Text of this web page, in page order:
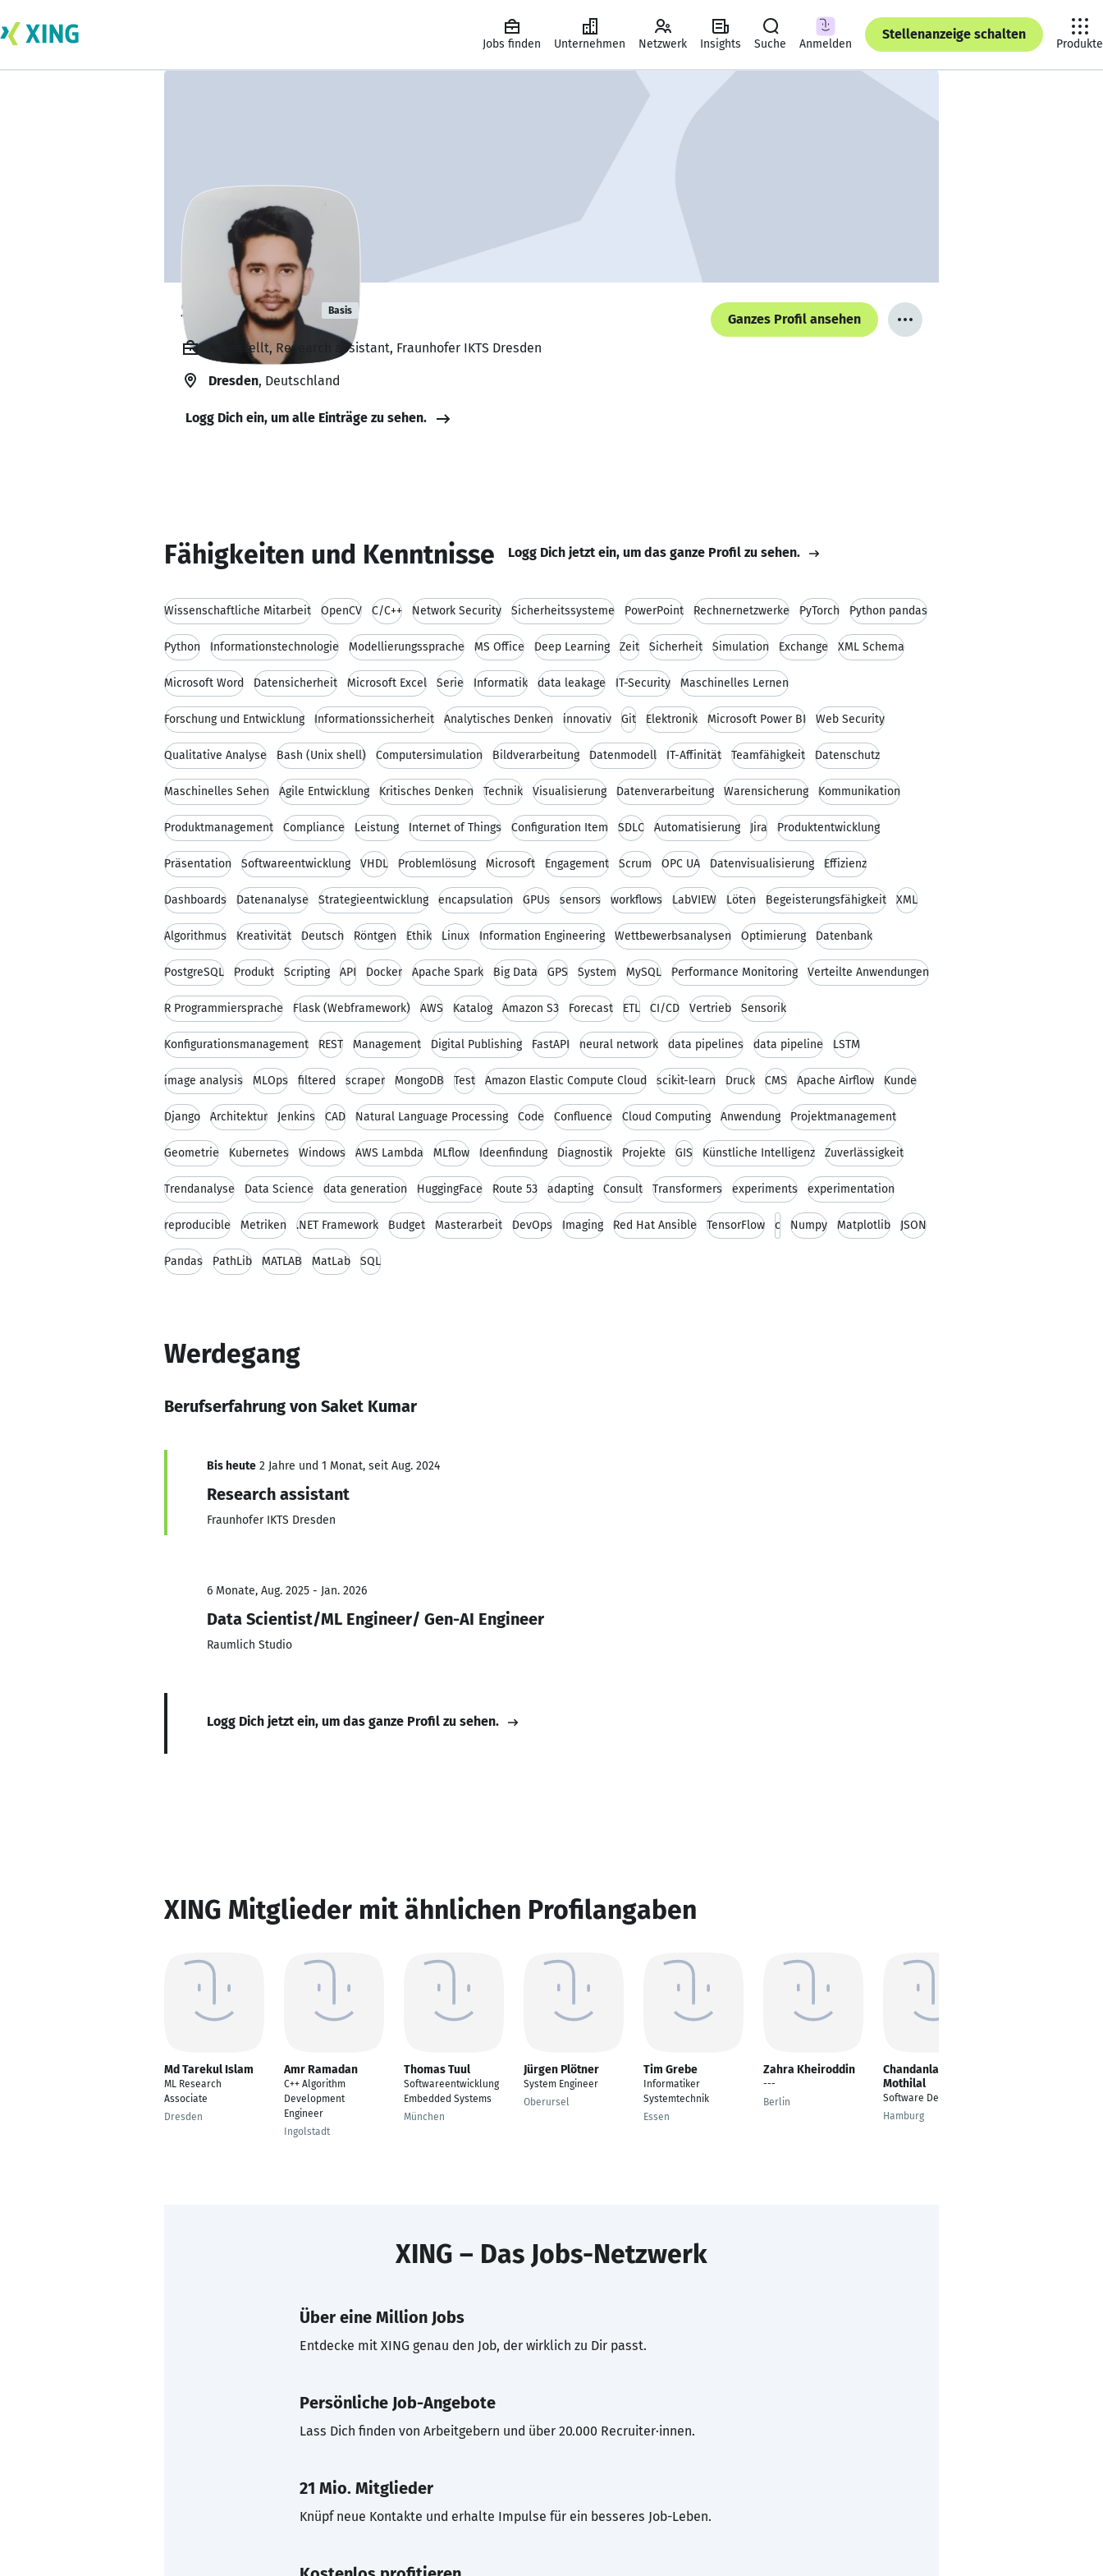
Jobs finden Unternehmen Netzwerk Insights Suche Anmelden
Stellenanzeige schalten
Produkte
Saket Kumar Basis
Ganzes Profil ansehen
Angestellt, Research assistant, Fraunhofer IKTS Dresden
Dresden, Deutschland
Logg Dich ein, um alle Einträge zu sehen.
Fähigkeiten und Kenntnisse Logg Dich jetzt ein, um das ganze Profil zu sehen.
Wissenschaftliche Mitarbeit OpenCV C/C++ Network Security Sicherheitssysteme PowerPoint Rechnernetzwerke PyTorch Python pandas
Python Informationstechnologie Modellierungssprache MS Office Deep Learning Zeit Sicherheit Simulation Exchange XML Schema
Microsoft Word Datensicherheit Microsoft Excel Serie Informatik data leakage IT-Security Maschinelles Lernen
Forschung und Entwicklung Informationssicherheit Analytisches Denken innovativ Git Elektronik Microsoft Power BI Web Security
Qualitative Analyse Bash (Unix shell) Computersimulation Bildverarbeitung Datenmodell IT-Affinität Teamfähigkeit Datenschutz
Maschinelles Sehen Agile Entwicklung Kritisches Denken Technik Visualisierung Datenverarbeitung Warensicherung Kommunikation
Produktmanagement Compliance Leistung Internet of Things Configuration Item SDLC Automatisierung Jira Produktentwicklung
Präsentation Softwareentwicklung VHDL Problemlösung Microsoft Engagement Scrum OPC UA Datenvisualisierung Effizienz
Dashboards Datenanalyse Strategieentwicklung encapsulation GPUs sensors workflows LabVIEW Löten Begeisterungsfähigkeit XML
Algorithmus Kreativität Deutsch Röntgen Ethik Linux Information Engineering Wettbewerbsanalysen Optimierung Datenbank
PostgreSQL Produkt Scripting API Docker Apache Spark Big Data GPS System MySQL Performance Monitoring Verteilte Anwendungen
R Programmiersprache Flask (Webframework) AWS Katalog Amazon S3 Forecast ETL CI/CD Vertrieb Sensorik
Konfigurationsmanagement REST Management Digital Publishing FastAPI neural network data pipelines data pipeline LSTM
image analysis MLOps filtered scraper MongoDB Test Amazon Elastic Compute Cloud scikit-learn Druck CMS Apache Airflow Kunde
Django Architektur Jenkins CAD Natural Language Processing Code Confluence Cloud Computing Anwendung Projektmanagement
Geometrie Kubernetes Windows AWS Lambda MLflow Ideenfindung Diagnostik Projekte GIS Künstliche Intelligenz Zuverlässigkeit
Trendanalyse Data Science data generation HuggingFace Route 53 adapting Consult Transformers experiments experimentation
reproducible Metriken .NET Framework Budget Masterarbeit DevOps Imaging Red Hat Ansible TensorFlow c Numpy Matplotlib JSON
Pandas PathLib MATLAB MatLab SQL
Werdegang
Berufserfahrung von Saket Kumar
Bis heute 2 Jahre und 1 Monat, seit Aug. 2024
Research assistant
Fraunhofer IKTS Dresden
6 Monate, Aug. 2025 - Jan. 2026
Data Scientist/ML Engineer/ Gen-AI Engineer
Raumlich Studio
Logg Dich jetzt ein, um das ganze Profil zu sehen.
XING Mitglieder mit ähnlichen Profilangaben
Md Tarekul Islam
ML Research
Associate
Dresden
Amr Ramadan
C++ Algorithm
Development
Engineer
Ingolstadt
Thomas Tuul
Softwareentwicklung
Embedded Systems
München
Jürgen Plötner
System Engineer
Oberursel
Tim Grebe
Informatiker
Systemtechnik
Essen
Zahra Kheiroddin
---
Berlin
Chandanlal Putta
Mothilal
Software Developer
Hamburg
XING – Das Jobs-Netzwerk
Über eine Million Jobs
Entdecke mit XING genau den Job, der wirklich zu Dir passt.
Persönliche Job-Angebote
Lass Dich finden von Arbeitgebern und über 20.000 Recruiter·innen.
21 Mio. Mitglieder
Knüpf neue Kontakte und erhalte Impulse für ein besseres Job-Leben.